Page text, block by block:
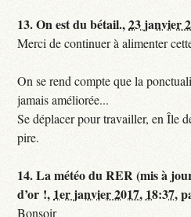
13.On est du bétail.,23 janvier
Merci de continuer à alimenter
On se rend compte que la
jamais améliorée...
Se déplacer pour travailler, en Île
pire.
14.La météo du RER (mis à
d’or !, 1er janvier 2017, 18:37,
Bonsoir